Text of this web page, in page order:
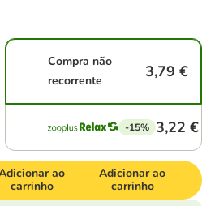
Compra não
recorrente
3,79 €
-15% 3,22 €
ao
carrinho
Adicionar ao
carrinho